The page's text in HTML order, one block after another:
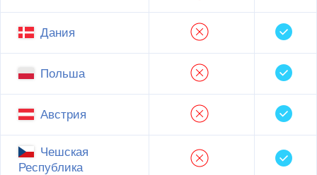
Дания
Польша
Австрия
Чешская
Республика